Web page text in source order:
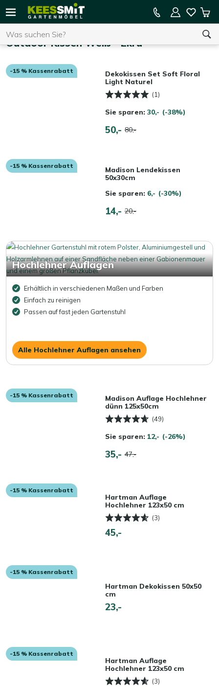
Sie haben keine Artikel in Ihrem Warenkorb.
15 % Kassenrabatt auf die gesamte Kollektion
Outdoor Kissen Weiß - Ekrü
-15 % Kassenrabatt
Dekokissen Set Soft Floral
Light Naturel
(1)
Sie sparen: 30,- (-38%)
50,- 80,-
-15 % Kassenrabatt
Madison Lendekissen
50x30cm
Sie sparen: 6,- (-30%)
14,- 20,-
Hochlehner Auflagen
Erhältlich in verschiedenen Maßen und Farben
Einfach zu reinigen
Passen auf fast jeden Gartenstuhl
Alle Hochlehner Auflagen ansehen
-15 % Kassenrabatt
Madison Auflage Hochlehner
dünn 125x50cm
(49)
Sie sparen: 12,- (-26%)
35,- 47,-
-15 % Kassenrabatt
Hartman Auflage
Hochlehner 123x50 cm
(3)
45,-
-15 % Kassenrabatt
Hartman Dekokissen 50x50
cm
23,-
-15 % Kassenrabatt
Hartman Auflage
Hochlehner 123x50 cm
(3)